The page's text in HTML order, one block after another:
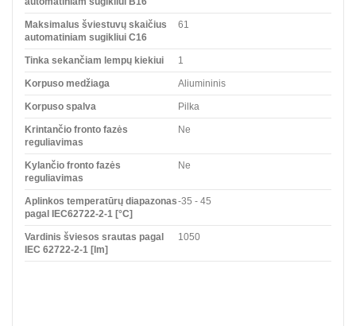
Maksimalus šviestuvų skaičius
automatiniam sugikliui C16
61
Tinka sekančiam lempų kiekiui 1
Korpuso medžiaga Aliumininis
Korpuso spalva Pilka
Krintančio fronto fazės
reguliavimas
Ne
Kylančio fronto fazės
reguliavimas
Ne
Aplinkos temperatūrų diapazonas
pagal IEC62722-2-1 [°C]
-35 - 45
Vardinis šviesos srautas pagal
IEC 62722-2-1 [lm]
1050